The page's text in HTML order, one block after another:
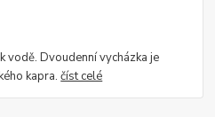
vodě. Dvoudenní vycházka je
kapra.číst celé